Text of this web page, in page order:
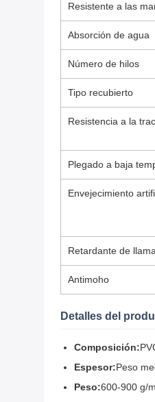
Resistente a las
Absorción de agua
Número de hilos
Tipo recubierto
Resistencia a la
Plegado a baja
Envejecimiento
Retardante de llama
Antimoho
Detalles del
Composición:
Espesor:Peso
Peso:600-900 g/